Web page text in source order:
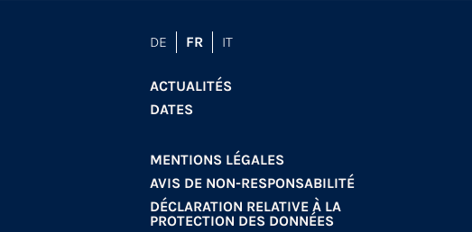
DE FR IT
ACTUALITÉS
DATES
MENTIONS LÉGALES
AVIS DE NON-RESPONSABILITÉ
DÉCLARATION RELATIVE À LA
PROTECTION DES DONNÉES